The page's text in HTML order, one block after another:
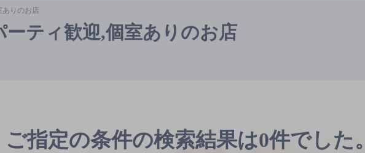
ありのお店
ーティ歓迎,個室ありのお店
ご指定の条件の検索結果は0件でした。